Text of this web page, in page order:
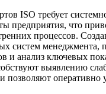
ISO требует
предприятия, что
процессов.
систем менеджмента,
и анализ ключевых
выявлению
позволяют оперативно